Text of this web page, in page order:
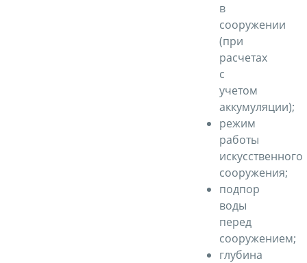
в
сооружении
(при
расчетах
с
учетом
аккумуляции);
режим
работы
искусственного
сооружения;
подпор
воды
перед
сооружением;
глубина